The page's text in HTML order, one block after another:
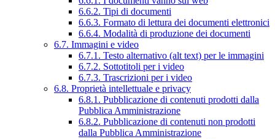
6.6.2. Tipi di documenti
6.6.3. Formato di lettura dei documenti elettronici
6.6.4. Modalità di produzione dei documenti
6.7. Immagini e video
6.7.1. Testo alternativo (alt text) per le immagini
6.7.2. Sottotitoli per i video
6.7.3. Trascrizioni per i video
6.8. Proprietà intellettuale e privacy
6.8.1. Pubblicazione di contenuti prodotti dalla
Pubblica Amministrazione
6.8.2. Pubblicazione di contenuti non prodotti
dalla Pubblica Amministrazione